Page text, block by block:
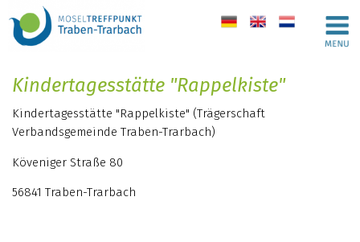
de en nl
Kindertagesstätte "Rappelkiste"
Kindertagesstätte "Rappelkiste" (Trägerschaft
Verbandsgemeinde Traben-Trarbach)
Köveniger Straße 80
56841 Traben-Trarbach